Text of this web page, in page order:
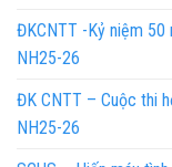
ĐKCNTT -Kỷ niệm 50
NH25-26
ĐK CNTT – Cuộc thi
NH25-26